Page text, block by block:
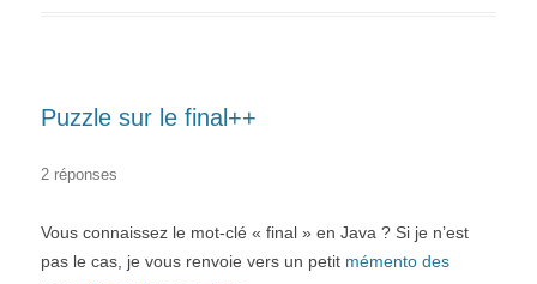
Puzzle sur le final++
2 réponses
Vous connaissez le mot-clé « final » en Java ? Si je n’est
pas le cas, je vous renvoie vers un petit mémento des